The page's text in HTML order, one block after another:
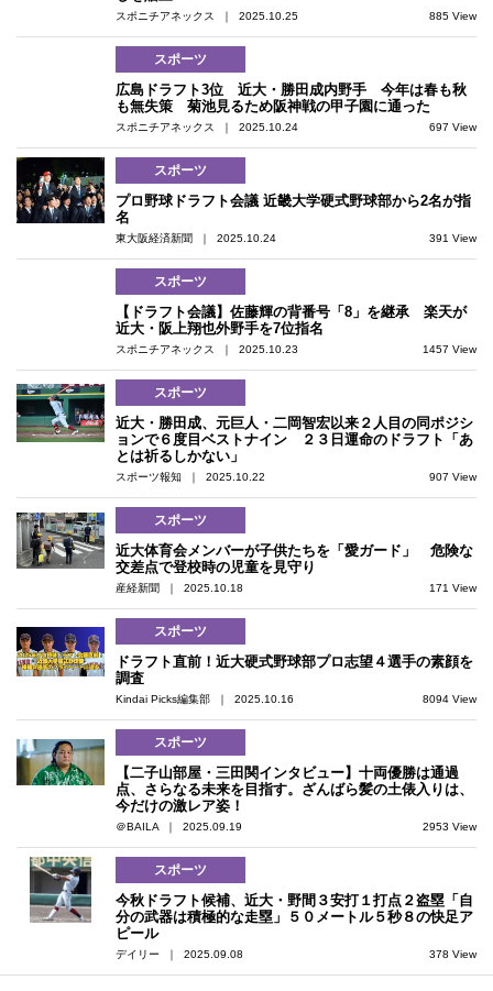
スポニチアネックス ｜ 2025.10.25 885 View
スポーツ
広島ドラフト3位 近大・勝田成内野手 今年は春も秋
も無失策 菊池見るため阪神戦の甲子園に通った
スポニチアネックス ｜ 2025.10.24 697 View
スポーツ
プロ野球ドラフト会議 近畿大学硬式野球部から2名が指
名
東大阪経済新聞 ｜ 2025.10.24 391 View
スポーツ
【ドラフト会議】佐藤輝の背番号「8」を継承 楽天が
近大・阪上翔也外野手を7位指名
スポニチアネックス ｜ 2025.10.23 1457 View
スポーツ
近大・勝田成、元巨人・二岡智宏以来２人目の同ポジシ
ョンで６度目ベストナイン ２３日運命のドラフト「あ
とは祈るしかない」
スポーツ報知 ｜ 2025.10.22 907 View
スポーツ
近大体育会メンバーが子供たちを「愛ガード」 危険な
交差点で登校時の児童を見守り
産経新聞 ｜ 2025.10.18 171 View
スポーツ
ドラフト直前！近大硬式野球部プロ志望４選手の素顔を
調査
Kindai Picks編集部 ｜ 2025.10.16 8094 View
スポーツ
【二子山部屋・三田関インタビュー】十両優勝は通過
点、さらなる未来を目指す。ざんばら髪の土俵入りは、
今だけの激レア姿！
＠BAILA ｜ 2025.09.19 2953 View
スポーツ
今秋ドラフト候補、近大・野間３安打１打点２盗塁「自
分の武器は積極的な走塁」５０メートル５秒８の快足ア
ピール
デイリー ｜ 2025.09.08 378 View